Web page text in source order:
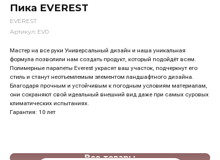
Меню
Пика EVEREST
EVEREST
Артикул: EV0
Мастер на все руки Универсальный дизайн и наша уникальная
формула позволили нам создать продукт, который подойдёт всем.
Полимерные парапеты Everest украсят ваш участок, подчеркнут его
стиль и станут неотъемлемым элементом ландшафтного дизайна.
Благодаря прочным и устойчивым к погодным условиям материалам,
они сохраняют свой идеальный внешний вид даже при самых суровых
климатических испытаниях.
Гарантия: 10 лет
Все товары